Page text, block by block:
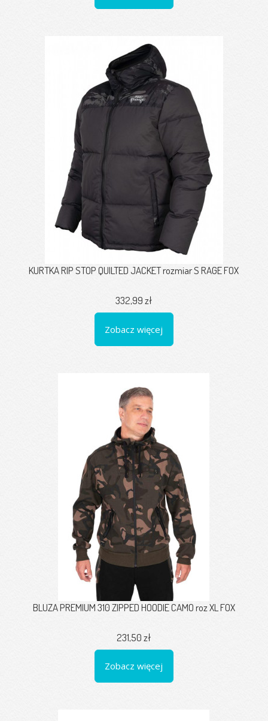
KURTKA RIP STOP QUILTED JACKET rozmiar S RAGE FOX
332,99 zł
Zobacz więcej
BLUZA PREMIUM 310 ZIPPED HOODIE CAMO roz XL FOX
231,50 zł
Zobacz więcej